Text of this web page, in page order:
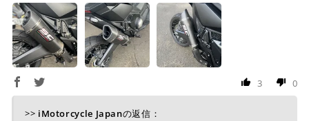
3 0
>> iMotorcycle Japanの返信：